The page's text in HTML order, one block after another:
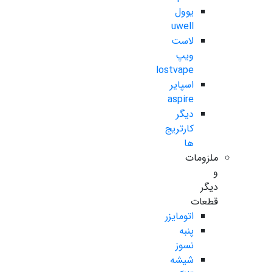
یوول
uwell
لاست
ویپ
lostvape
اسپایر
aspire
دیگر
کارتریج
ها
ملزومات
و
دیگر
قطعات
اتومایزر
پنبه
نسوز
شیشه